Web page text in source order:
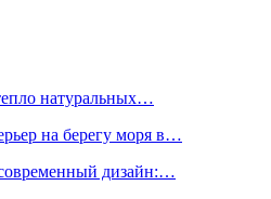
натуральных…
на берегу моря в…
дизайн:…